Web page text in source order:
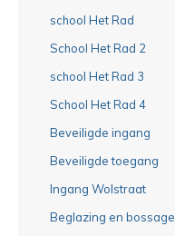
school Het Rad
School Het Rad 2
school Het Rad 3
School Het Rad 4
Beveiligde ingang
Beveiligde toegang
Ingang Wolstraat
Beglazing en bossage